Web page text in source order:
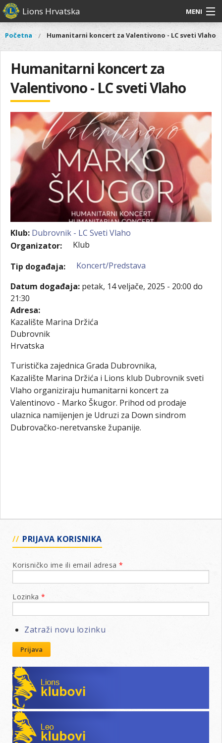
Skoči
na
sadržaj
Lions Hrvatska MENI
O nama
Naši projekti
Aktivnosti
Glavni
O
nama
Distrikt
126
Naši
Aktivnosti
Vi
ste
ovdje
Početna Humanitarni koncert za Valentivono - LC sveti Vlaho
Humanitarni koncert za
Valentivono - LC sveti Vlaho
Klub: Dubrovnik - LC Sveti Vlaho
Organizator:
Klub
Tip događaja:
Koncert/Predstava
Datum događaja: petak, 14 veljače, 2025 - 20:00 do
21:30
Adresa:
Kazalište Marina Držića
Dubrovnik
Hrvatska
Turistička zajednica Grada Dubrovnika,
Kazalište Marina Držića i Lions klub Dubrovnik sveti
Vlaho organiziraju humanitarni koncert za
Valentinovo - Marko Škugor. Prihod od prodaje
ulaznica namijenjen je Udruzi za Down sindrom
Dubrovačko-neretvanske županije.
PRIJAVA KORISNIKA
Korisničko ime ili email adresa *
Lozinka *
Zatraži novu lozinku
Prijava
Lions klubovi
Leo klubovi